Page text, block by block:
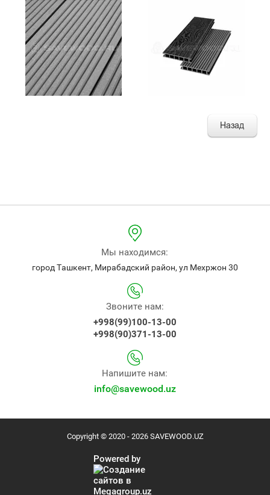
Мы находимся:
город Ташкент, Мирабадский район, ул Мехржон 30
Звоните нам:
+998(99)100-13-00
+998(90)371-13-00
Напишите нам:
info@savewood.uz
Copyright © 2020 - 2026 SAVEWOOD.UZ
Powered by